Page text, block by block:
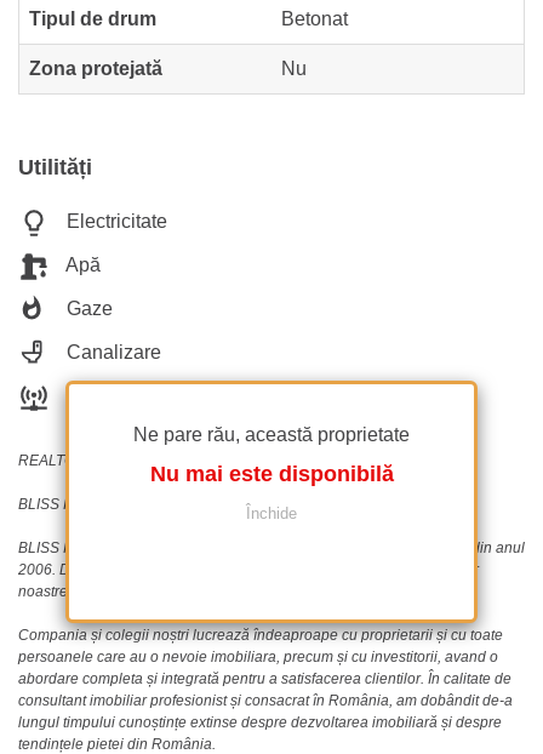
Ne pare rău, această proprietate
Nu mai este disponibilă
Închide
Tipul de drum Betonat
Zona protejată Nu
Utilități
Electricitate
Apă
Gaze
Canalizare
Telecomunicații
REALTOR®️ | SRS®️ | PSA®️
BLISS Imobiliare - Imobiliare cu pasiune din 2006!
BLISS Imobiliare este activă în industria imobiliară din România inca din anul
2006. De atunci am dobândit o reputație excelentă gratie standardelor
noastre profesionale înalte și a angajamentului nostru față de clienți.
Compania și colegii noștri lucrează îndeaproape cu proprietarii și cu toate
persoanele care au o nevoie imobiliara, precum și cu investitorii, avand o
abordare completa și integrată pentru a satisfacerea clientilor. În calitate de
consultant imobiliar profesionist și consacrat în România, am dobândit de-a
lungul timpului cunoștințe extinse despre dezvoltarea imobiliară și despre
tendințele pietei din România.